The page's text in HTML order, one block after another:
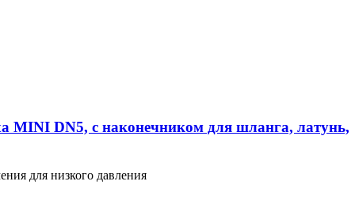
MINI DN5, с наконечником для шланга, латунь,
для низкого давления